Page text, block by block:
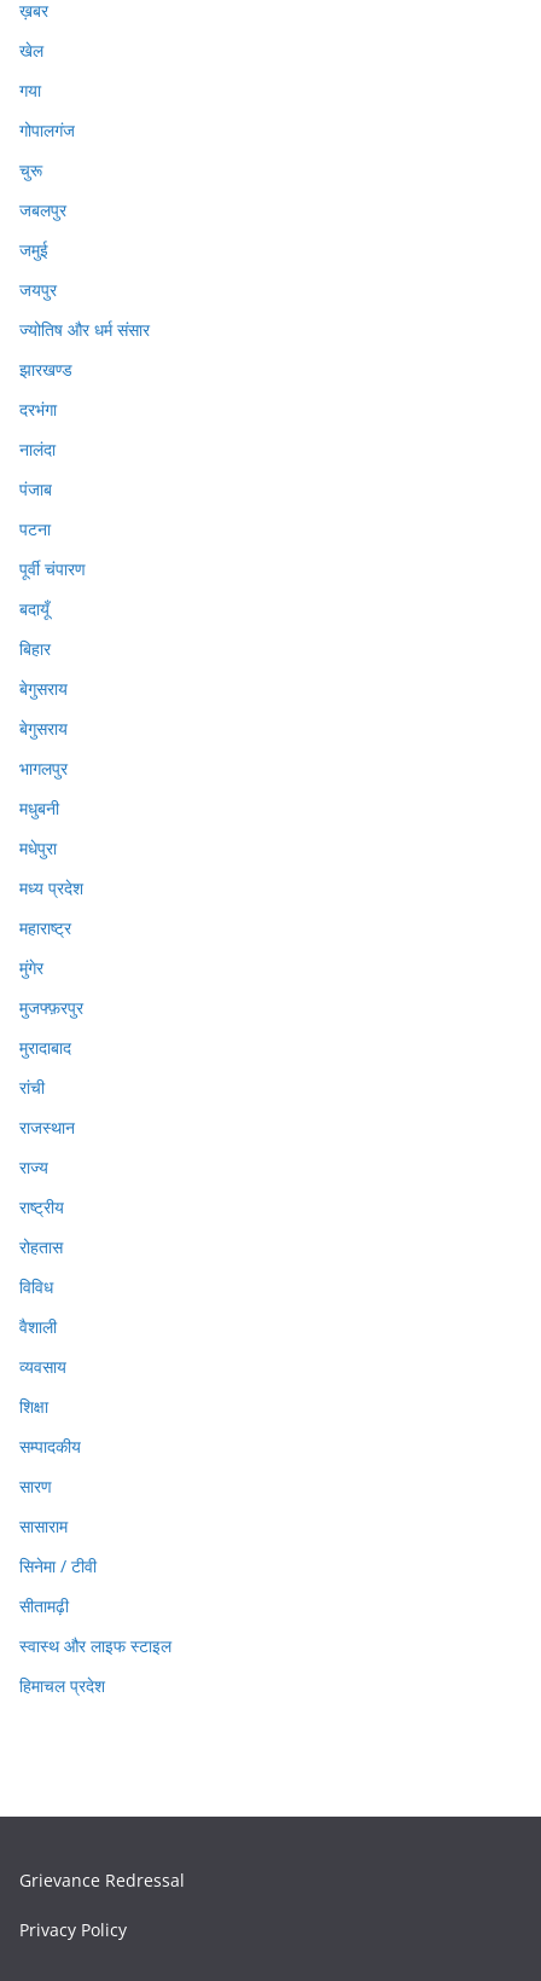
ख़बर
खेल
गया
गोपालगंज
चुरू
जबलपुर
जमुई
जयपुर
ज्योतिष और धर्म संसार
झारखण्ड
दरभंगा
नालंदा
पंजाब
पटना
पूर्वी चंपारण
बदायूँ
बिहार
बेगुसराय
बेगुसराय
भागलपुर
मधुबनी
मधेपुरा
मध्य प्रदेश
महाराष्ट्र
मुंगेर
मुजफ्फ़रपुर
मुरादाबाद
रांची
राजस्थान
राज्य
राष्ट्रीय
रोहतास
विविध
वैशाली
व्यवसाय
शिक्षा
सम्पादकीय
सारण
सासाराम
सिनेमा / टीवी
सीतामढ़ी
स्वास्थ और लाइफ स्टाइल
हिमाचल प्रदेश
Grievance Redressal
Privacy Policy